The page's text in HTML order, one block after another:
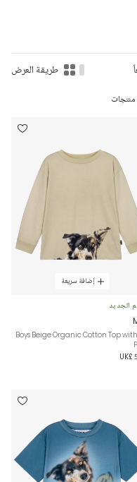
طريقة العرض
منتجات
إضافة سريعة
الجديد
Boys Beige Organic Cotton Top
UK£